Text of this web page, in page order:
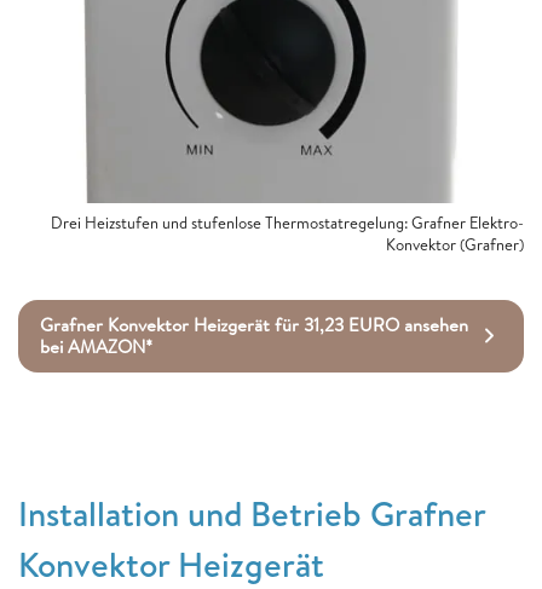
Drei Heizstufen und stufenlose Thermostatregelung: Grafner Elektro-
Konvektor (Grafner)
Grafner Konvektor Heizgerät für 31,23 EURO ansehen
bei AMAZON*
Installation und Betrieb Grafner
Konvektor Heizgerät